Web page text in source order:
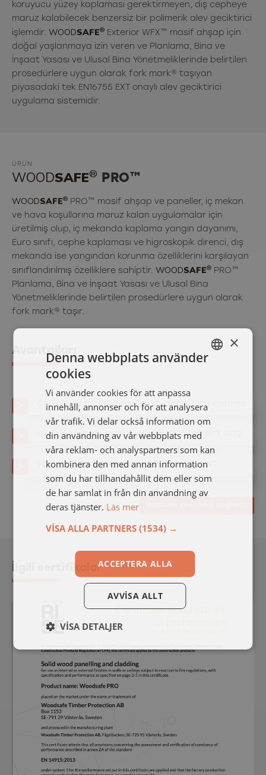
koruyucu yüzey kaplaması gerektirmeyen, dış cepheye
maruz kalabilecek benzersiz bir polimerik alev geciktirici
işlemdir. WOODSAFE® Exterior WFX™ masif ahşap için
doğal yaşlanmaya izin veren ve Planlama, Bina ve
İnşaat Yasası ve Ulusal Bina Yönetmeliklerinde belirtilen
prosedürlere uygun olarak fork mark® taşıyan
piyasadaki tek EN16755 EXT onaylı alev geciktirici
uygulama sistemidir.
ÜRÜN
WOODSAFE® PRO™
WOODSAFE® PRO™ masif ahşap ve paneller, iç mekan
ve hava koşullarına maruz kalan uygulamalar için
üretilmiş olup, iç mekanda kaplama yangın dayanımı,
Euro sınıfı, cephe kaplaması ve higroskopik direnci, dış
mekanda ise yangından korunma özelliklerini karşılayan
sınıflandırılmış özelliklere sahiptir. WOODSAFE® PRO™
Planlama, Bina ve İnşaat Yasası ve Ulusal Bina
Yönetmeliklerinde belirtilen prosedürlere uygun olarak
fork mark® taşır.
Avantajları
Çözünmüş tuzlar (örneğin, di-amonyum) içermez
Higroskopik olmayan özellikler, EN16755 INT1, INT2
Yangına tepkime dayanıklılığı, EN16755 EXT
İlgili sertifikalar
×
Denna webbplats använder
cookies
Vi använder cookies för att anpassa
innehåll, annonser och för att analysera
vår trafik. Vi delar också information om
din användning av vår webbplats med
våra reklam- och analyspartners som kan
kombinera den med annan information
som du har tillhandahållit dem eller som
de har samlat in från din användning av
deras tjänster. Läs mer
VISA ALLA PARTNERS (1534) →
ACCEPTERA ALLA
AVVISA ALLT
VISA DETALJER